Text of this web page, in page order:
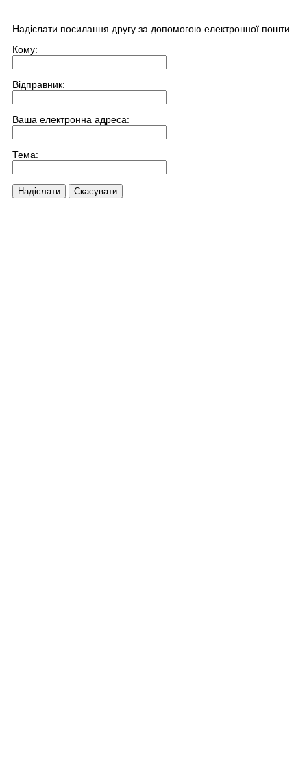
Надіслати посилання другу за допомогою електронної пошти
Кому:
Відправник:
Ваша електронна адреса:
Тема:
Надіслати Скасувати